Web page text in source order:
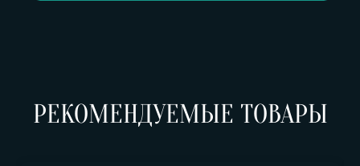
РЕКОМЕНДУЕМЫЕ ТОВАРЫ